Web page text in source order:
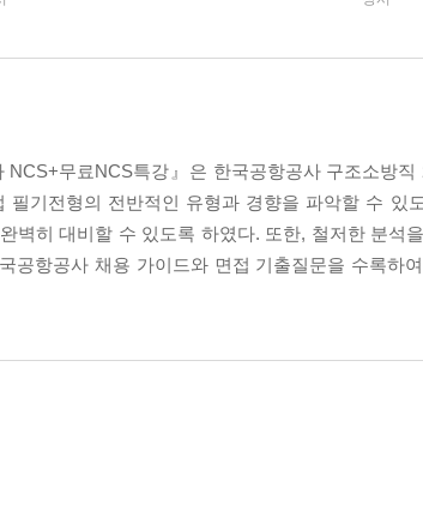
NCS+무료NCS특강』은 한국공항공사 구조소방
기전형의 전반적인 유형과 경향을 파악할 수 있
벽히 대비할 수 있도록 하였다. 또한, 철저한 분석
공항공사 채용 가이드와 면접 기출질문을 수록하